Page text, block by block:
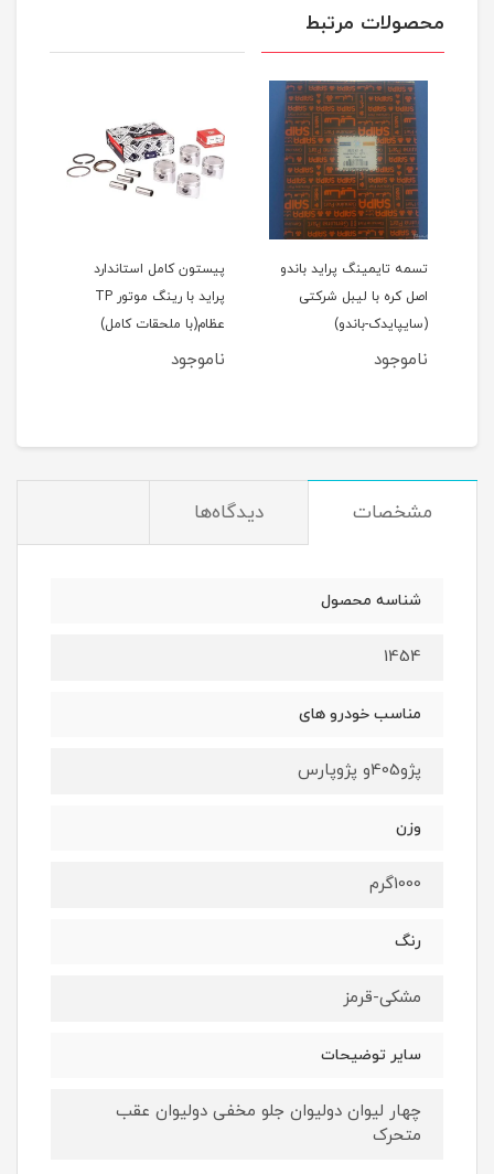
محصولات مرتبط
تسمه تایمینگ پراید باندو
اصل کره با لیبل شرکتی
(سایپایدک-باندو)
ناموجود
پیستون کامل استاندارد
پراید با رینگ موتور TP
عظام(با ملحقات کامل)
ناموجود
مشخصات دیدگاه‌ها
شناسه محصول
1454
مناسب خودرو های
پژو405و پژوپارس
وزن
1000گرم
رنگ
مشکی-قرمز
سایر توضیحات
چهار لیوان دولیوان جلو مخفی دولیوان عقب
متحرک